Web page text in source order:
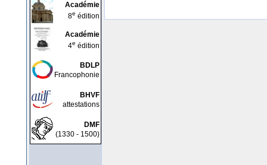
Académie
8e édition
Académie
4e édition
BDLP
Francophonie
BHVF
attestations
DMF
(1330 - 1500)